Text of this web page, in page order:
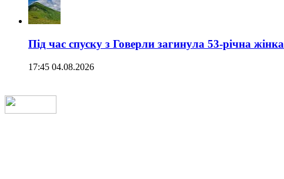
Під час спуску з Говерли загинула 53-річна жінка
17:45 04.08.2026